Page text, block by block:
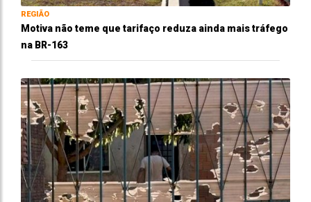
REGIÃO
Motiva não teme que tarifaço reduza ainda mais tráfego
na BR-163